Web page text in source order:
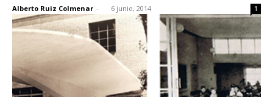
Alberto Ruiz Colmenar - 6 junio, 2014 1